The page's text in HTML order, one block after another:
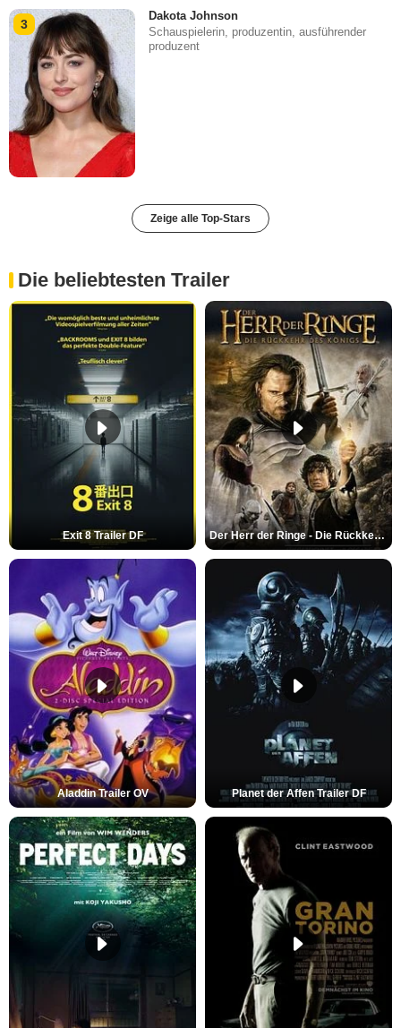
3
Dakota Johnson
Schauspielerin, produzentin, ausführender
produzent
Zeige alle Top-Stars
Die beliebtesten Trailer
Exit 8 Trailer DF Der Herr der Ringe - Die Rückkehr des Königs Trailer OV
Aladdin Trailer OV Planet der Affen Trailer DF